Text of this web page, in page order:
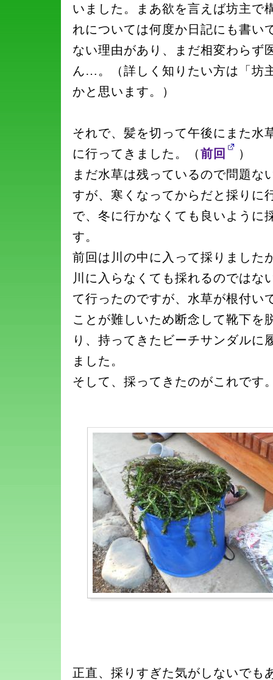
いました。まあ欲を言えば坊主で
れについては何度か日記にも書い
ない理由があり、まだ相変わらず
ん…。（詳しく知りたい方は「坊
かと思います。）
それで、髪を切って午後にまた水
に行ってきました。（前回
）
まだ水草は残っているので問題な
すが、寒くなってからだと採りに
で、冬に行かなくても良いように
す。
前回は川の中に入って採りました
川に入らなくても採れるのではな
て行ったのですが、水草が根付い
ことが難しいため断念して靴下を
り、持ってきたビーチサンダルに
ました。
そして、採ってきたのがこれです
正直、採りすぎた気がしないでも